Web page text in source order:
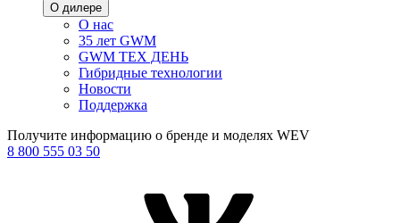
О дилере
О нас
35 лет GWM
GWM ТЕХ ДЕНЬ
Гибридные технологии
Новости
Поддержка
Получите информацию о бренде и моделях WEV
8 800 555 03 50